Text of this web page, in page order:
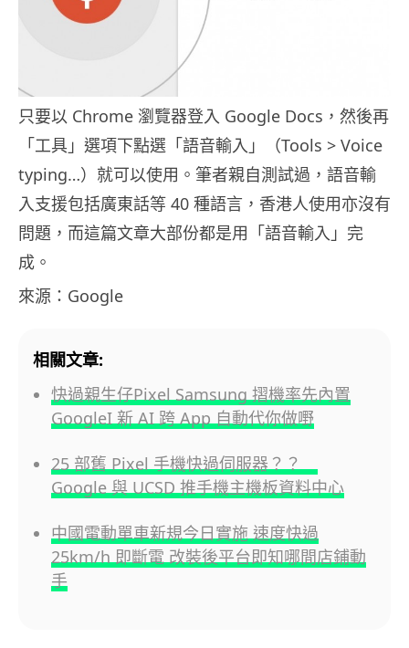
只要以 Chrome 瀏覽器登入 Google Docs，然後再
「工具」選項下點選「語音輸入」（Tools > Voice
typing…）就可以使用。筆者親自測試過，語音輸
入支援包括廣東話等 40 種語言，香港人使用亦沒有
問題，而這篇文章大部份都是用「語音輸入」完
成。
來源：Google
相關文章:
快過親生仔Pixel Samsung 摺機率先內置
GoogleI 新 AI 跨 App 自動代你做嘢
25 部舊 Pixel 手機快過伺服器？？
Google 與 UCSD 推手機主機板資料中心
中國電動單車新規今日實施 速度快過
25km/h 即斷電 改裝後平台即知哪間店鋪動
手